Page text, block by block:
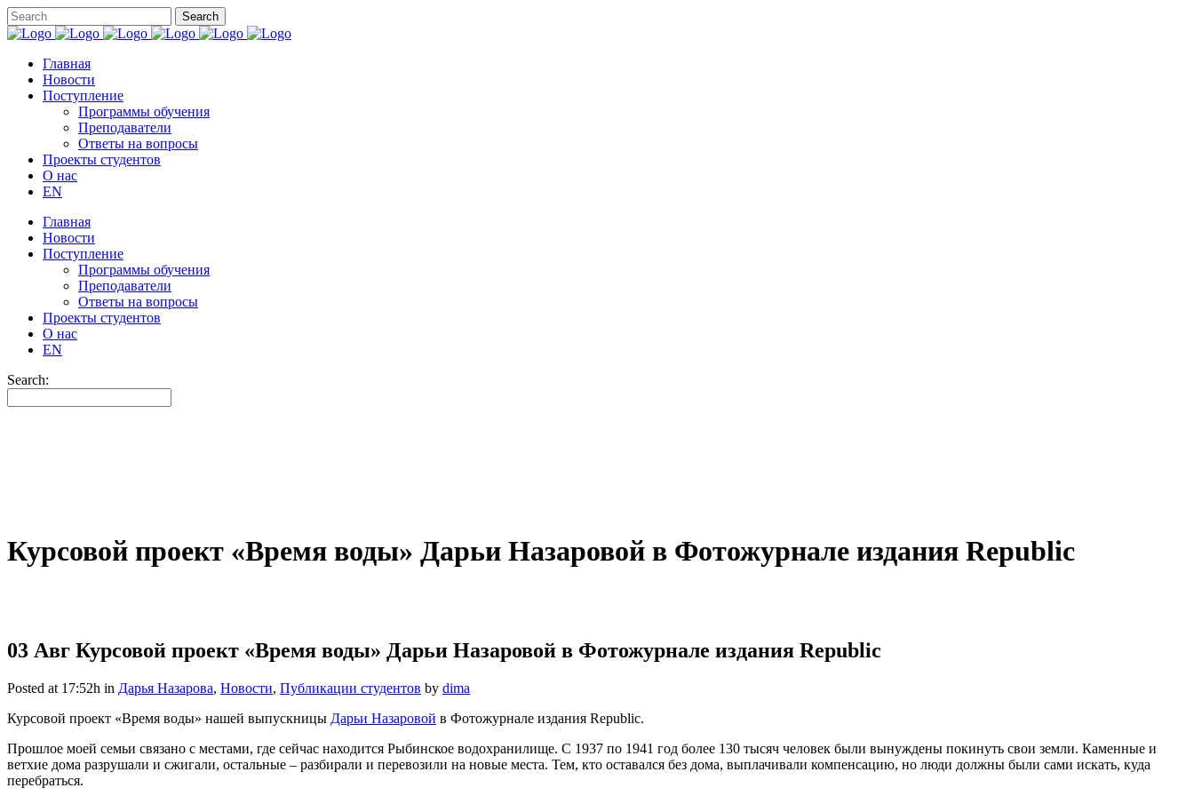
Главная
Новости
Поступление
Программы обучения
Преподаватели
Ответы на вопросы
Проекты студентов
О нас
EN
Главная
Новости
Поступление
Программы обучения
Преподаватели
Ответы на вопросы
Проекты студентов
О нас
EN
Search:
Курсовой проект «Время воды» Дарьи Назаровой в Фотожурнале издания Republic
03 Авг Курсовой проект «Время воды» Дарьи Назаровой в Фотожурнале издания Republic
Posted at 17:52h in Дарья Назарова, Новости, Публикации студентов by dima
Курсовой проект «Время воды» нашей выпускницы Дарьи Назаровой в Фотожурнале издания Republic.
Прошлое моей семьи связано с местами, где сейчас находится Рыбинское водохранилище. С 1937 по 1941 год более 130 тысяч человек были вынуждены покинуть свои земли. Каменные и
ветхие дома разрушали и сжигали, остальные – разбирали и перевозили на новые места. Тем, кто оставался без дома, выплачивали компенсацию, но люди должны были сами искать, куда
перебраться.